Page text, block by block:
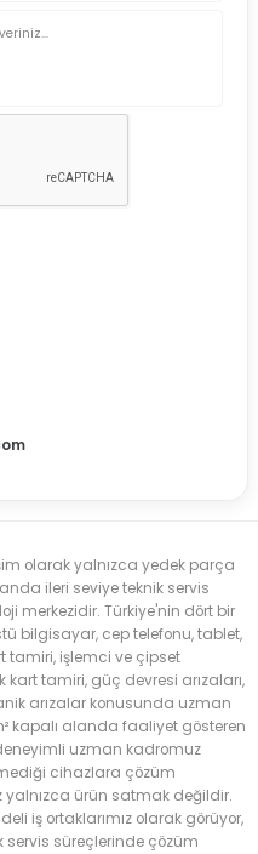
olarak yalnızca yedek parça
ileri seviye teknik servis
merkezidir. Türkiye'nin dört bir
bilgisayar, cep telefonu, tablet,
tamiri, işlemci ve çipset
kart tamiri, güç devresi arızaları,
arızalar konusunda uzman
kapalı alanda faaliyet gösteren
uzman kadromuz
cihazlara çözüm
yalnızca ürün satmak değildir.
iş ortaklarımız olarak görüyor,
süreçlerinde çözüm